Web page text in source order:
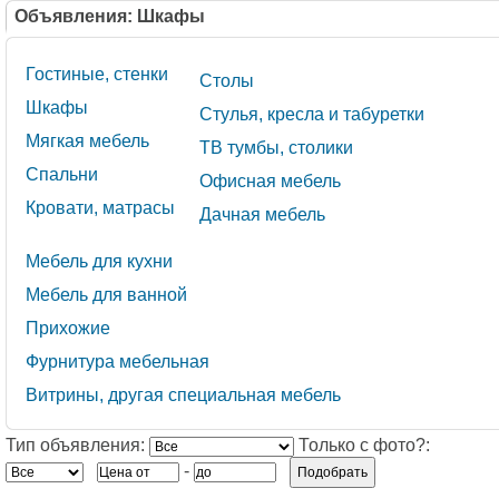
Объявления: Шкафы
Гостиные, стенки
Шкафы
Мягкая мебель
Спальни
Кровати, матрасы
Столы
Стулья, кресла и табуретки
ТВ тумбы, столики
Офисная мебель
Дачная мебель
Мебель для кухни
Мебель для ванной
Прихожие
Фурнитура мебельная
Витрины, другая специальная мебель
Тип объявления:
Только с фото?:
-